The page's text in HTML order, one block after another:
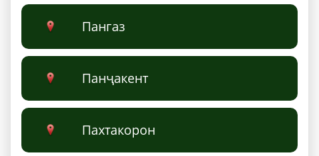
Пангаз
Панҷакент
Пахтакорон